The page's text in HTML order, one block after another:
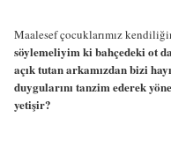
Maalesef çocuklarımız
söylemeliyim ki bahçedeki ot
açık tutan arkamızdan bizi
duygularını tanzim ederek
yetişir?